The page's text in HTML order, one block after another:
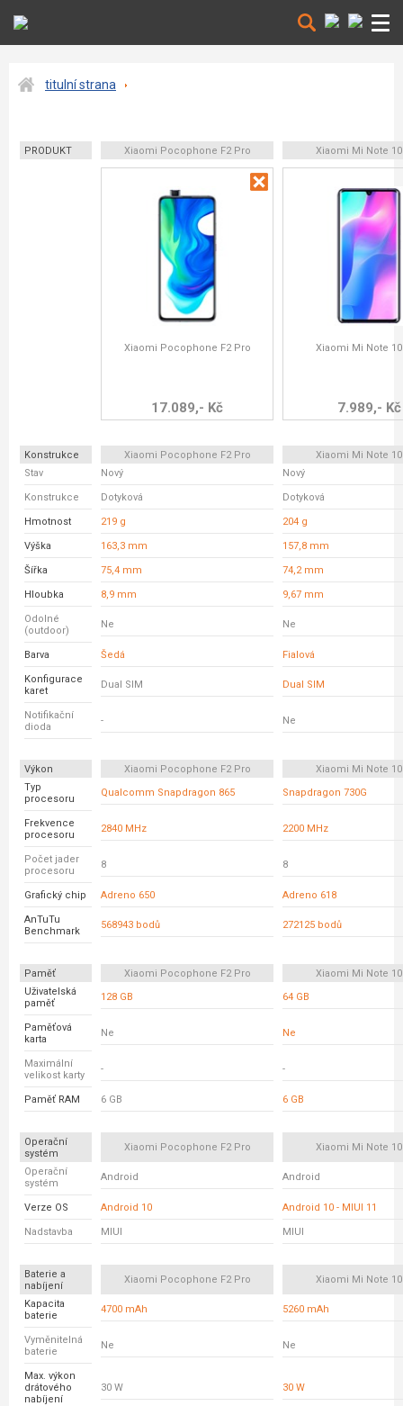
titulní strana
PRODUKT Xiaomi Pocophone F2 Pro Xiaomi Mi Note
Xiaomi Pocophone F2 Pro
17.089,- Kč
Xiaomi Mi Note
7.989,- Kč
Konstrukce Xiaomi Pocophone F2 Pro
Xiaomi Mi Note
Stav
Nový Nový
Konstrukce Dotyková Dotyková
Hmotnost 219 g 204 g
Výška 163,3 mm 157,8 mm
Šířka 75,4 mm 74,2 mm
Hloubka 8,9 mm 9,67 mm
Odolné
(outdoor)
Ne Ne
Barva Šedá Fialová
Konfigurace
karet
Dual SIM Dual SIM
Notifikační
dioda
- Ne
Výkon Xiaomi Pocophone F2 Pro
Xiaomi Mi Note
Typ
procesoru
Qualcomm Snapdragon 865 Snapdragon 730G
Frekvence
procesoru
2840 MHz 2200 MHz
Počet jader
procesoru
8 8
Grafický chip Adreno 650 Adreno 618
AnTuTu
Benchmark
568943 bodů 272125 bodů
Paměť Xiaomi Pocophone F2 Pro
Xiaomi Mi Note
Uživatelská
paměť
128 GB 64 GB
Paměťová
karta
Ne Ne
Maximální
velikost karty
- -
Paměť RAM 6 GB 6 GB
Operační
systém
Xiaomi Pocophone F2 Pro Xiaomi Mi Note
Operační
systém
Android Android
Verze OS Android 10 Android 10 - MIUI 11
Nadstavba MIUI MIUI
Baterie a
nabíjení
Xiaomi Pocophone F2 Pro Xiaomi Mi Note
Kapacita
baterie
4700 mAh 5260 mAh
Vyměnitelná
baterie
Ne Ne
Max. výkon
drátového
nabíjení
30 W 30 W